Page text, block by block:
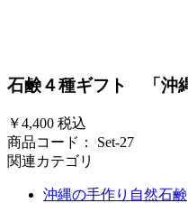
石鹸４種ギフト 「沖
￥4,400 税込
商品コード： Set-27
関連カテゴリ
沖縄の手作り自然石鹸